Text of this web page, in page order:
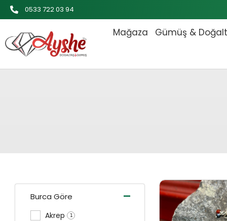
İçeriğe
atla
0533 722 03 94
Mağaza Gümüş &
Burca Göre -
Akrep 1
Orijinal